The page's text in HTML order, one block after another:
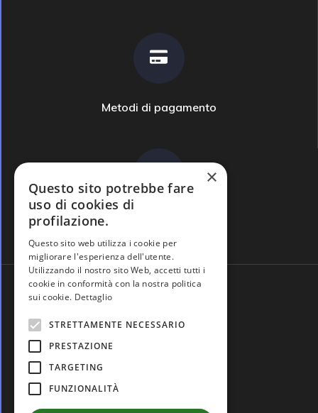
Metodi di pagamento
Domande frequenti
×
Questo sito potrebbe fare
uso di cookies di
profilazione.
Questo sito web utilizza i cookie per
migliorare l'esperienza dell'utente.
Utilizzando il nostro sito Web, accetti tutti i
cookie in conformità con la nostra politica
sui cookie. Dettaglio
STRETTAMENTE NECESSARIO
PRESTAZIONE
TARGETING
FUNZIONALITÀ